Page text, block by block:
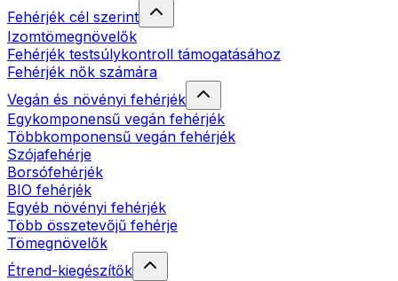
Fehérjék cél szerint
Izomtömegnövelők
Fehérjék testsúlykontroll támogatásához
Fehérjék nők számára
Vegán és növényi fehérjék
Egykomponensű vegán fehérjék
Többkomponensű vegán fehérjék
Szójafehérje
Borsófehérjék
BIO fehérjék
Egyéb növényi fehérjék
Több összetevőjű fehérje
Tömegnövelők
Étrend-kiegészítők